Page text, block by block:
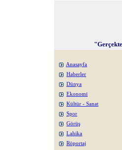
Anasayfa
Haberler
Dünya
Ekonomi
Kültür - Sanat
Spor
Görüş
Lahika
Röportaj